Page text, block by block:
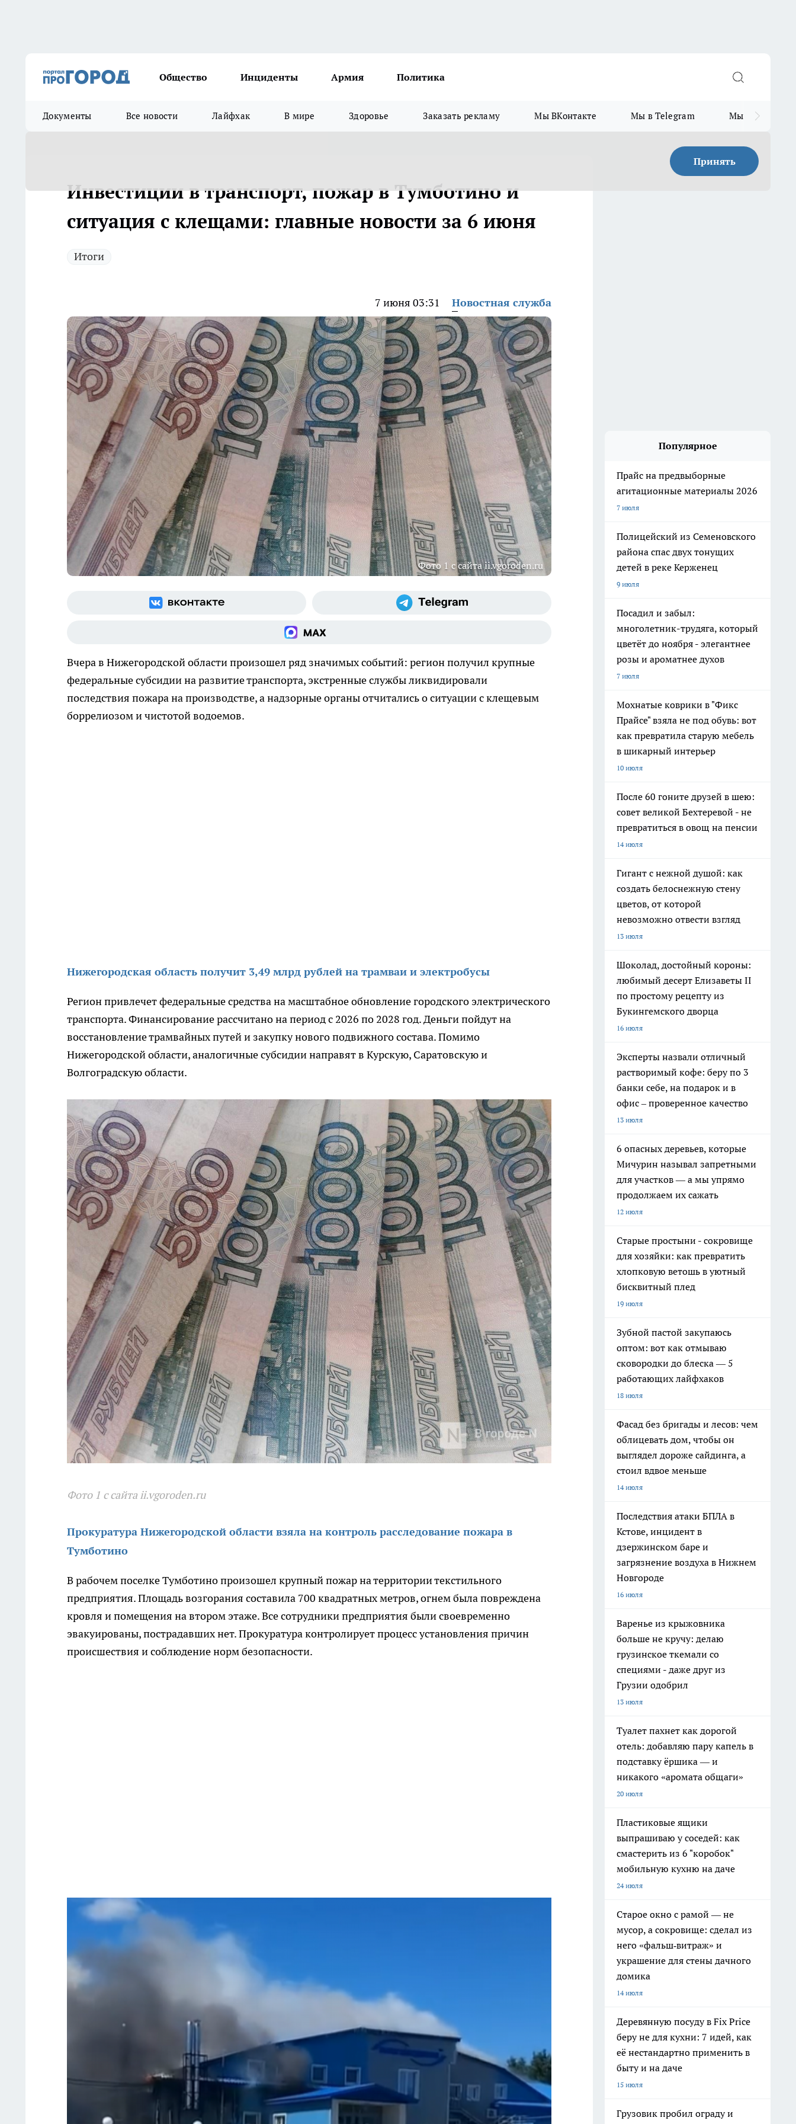
Общество Инциденты Армия Политика
Документы Все новости Лайфхак В мире Здоровье Заказать рекламу Мы ВКонтакте Мы в Telegram Мы в MAX
Принять
Инвестиции в транспорт, пожар в Тумботино и
ситуация с клещами: главные новости за 6 июня
Итоги
7 июня 03:31 Новостная служба
Фото 1 с сайта ii.vgoroden.ru
Вчера в Нижегородской области произошел ряд значимых событий: регион получил крупные
федеральные субсидии на развитие транспорта, экстренные службы ликвидировали
последствия пожара на производстве, а надзорные органы отчитались о ситуации с клещевым
боррелиозом и чистотой водоемов.
Нижегородская область получит 3,49 млрд рублей на трамваи и электробусы
Регион привлечет федеральные средства на масштабное обновление городского электрического
транспорта. Финансирование рассчитано на период с 2026 по 2028 год. Деньги пойдут на
восстановление трамвайных путей и закупку нового подвижного состава. Помимо
Нижегородской области, аналогичные субсидии направят в Курскую, Саратовскую и
Волгоградскую области.
Фото 1 с сайта ii.vgoroden.ru
Прокуратура Нижегородской области взяла на контроль расследование пожара в
Тумботино
В рабочем поселке Тумботино произошел крупный пожар на территории текстильного
предприятия. Площадь возгорания составила 700 квадратных метров, огнем была повреждена
кровля и помещения на втором этаже. Все сотрудники предприятия были своевременно
эвакуированы, пострадавших нет. Прокуратура контролирует процесс установления причин
происшествия и соблюдение норм безопасности.
Популярное
Прайс на предвыборные
агитационные материалы 2026
7 июля
Полицейский из Семеновского
района спас двух тонущих
детей в реке Керженец
9 июля
Посадил и забыл:
многолетник-трудяга, который
цветёт до ноября - элегантнее
розы и ароматнее духов
7 июля
Мохнатые коврики в "Фикс
Прайсе" взяла не под обувь: вот
как превратила старую мебель
в шикарный интерьер
10 июля
После 60 гоните друзей в шею:
совет великой Бехтеревой - не
превратиться в овощ на пенсии
14 июля
Гигант с нежной душой: как
создать белоснежную стену
цветов, от которой
невозможно отвести взгляд
13 июля
Шоколад, достойный короны:
любимый десерт Елизаветы II
по простому рецепту из
Букингемского дворца
16 июля
Эксперты назвали отличный
растворимый кофе: беру по 3
банки себе, на подарок и в
офис – проверенное качество
13 июля
6 опасных деревьев, которые
Мичурин называл запретными
для участков — а мы упрямо
продолжаем их сажать
12 июля
Старые простыни - сокровище
для хозяйки: как превратить
хлопковую ветошь в уютный
бисквитный плед
19 июля
Зубной пастой закупаюсь
оптом: вот как отмываю
сковородки до блеска — 5
работающих лайфхаков
18 июля
Фасад без бригады и лесов: чем
облицевать дом, чтобы он
выглядел дороже сайдинга, а
стоил вдвое меньше
14 июля
Последствия атаки БПЛА в
Кстове, инцидент в
дзержинском баре и
загрязнение воздуха в Нижнем
Новгороде
16 июля
Варенье из крыжовника
больше не кручу: делаю
грузинское ткемали со
специями - даже друг из
Грузии одобрил
13 июля
Туалет пахнет как дорогой
отель: добавляю пару капель в
подставку ёршика — и
никакого «аромата общаги»
20 июля
Пластиковые ящики
выпрашиваю у соседей: как
смастерить из 6 "коробок"
мобильную кухню на даче
24 июля
Старое окно с рамой — не
мусор, а сокровище: сделал из
него «фальш‑витраж» и
украшение для стены дачного
домика
14 июля
Деревянную посуду в Fix Price
беру не для кухни: 7 идей, как
её нестандартно применить в
быту и на даче
15 июля
Грузовик пробил ограду и